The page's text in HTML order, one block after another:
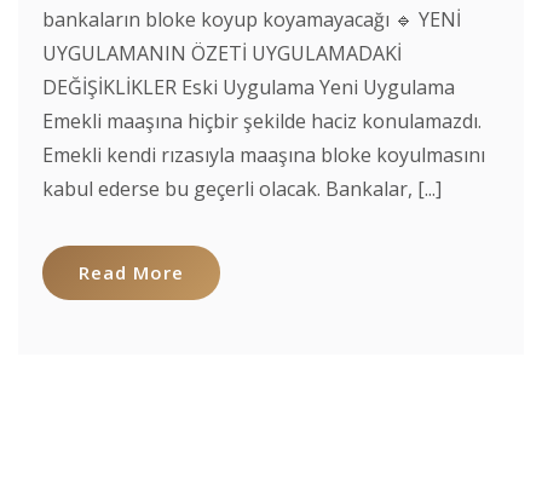
bankaların bloke koyup koyamayacağı 🔹 YENİ
UYGULAMANIN ÖZETİ UYGULAMADAKİ
DEĞİŞİKLİKLER Eski Uygulama Yeni Uygulama
Emekli maaşına hiçbir şekilde haciz konulamazdı.
Emekli kendi rızasıyla maaşına bloke koyulmasını
kabul ederse bu geçerli olacak. Bankalar, [...]
Read More